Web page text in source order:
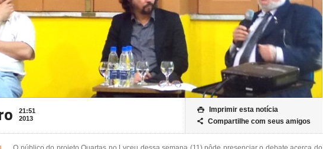
21:51
2013
 Imprimir esta notícia
 Compartilhe com seus amigos